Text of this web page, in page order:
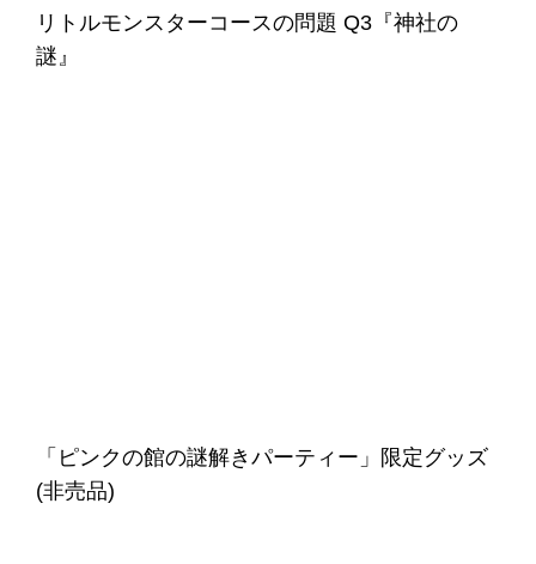
リトルモンスターコースの問題 Q3『神社の
謎』
「ピンクの館の謎解きパーティー」限定グッズ
(非売品)